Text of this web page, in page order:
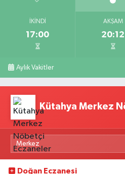
İKINDI
17:00
AKŞAM
20:12
Aylık Vakitler
Kütahya Merkez
Doğan Eczanesi